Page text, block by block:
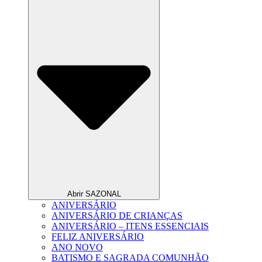
Abrir SAZONAL
ANIVERSÁRIO
ANIVERSÁRIO DE CRIANÇAS
ANIVERSÁRIO – ITENS ESSENCIAIS
FELIZ ANIVERSÁRIO
ANO NOVO
BATISMO E SAGRADA COMUNHÃO